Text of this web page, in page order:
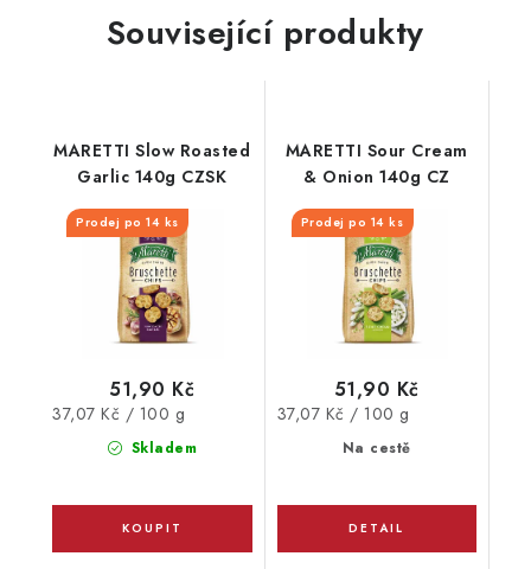
Související produkty
MARETTI Slow Roasted
Garlic 140g CZSK
Prodej po 14 ks
Skladem
51,90 Kč
Měrná
37,07 Kč / 100 g
MARETTI Sour Cream
& Onion 140g CZ
Prodej po 14 ks
Na cestě
51,90 Kč
Měrná
37,07 Kč / 100 g